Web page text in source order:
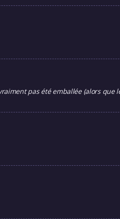
pas été emballée (alors